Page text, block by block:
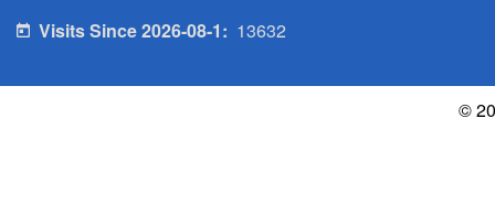
Visits Since 2026-08-1: 13632
©